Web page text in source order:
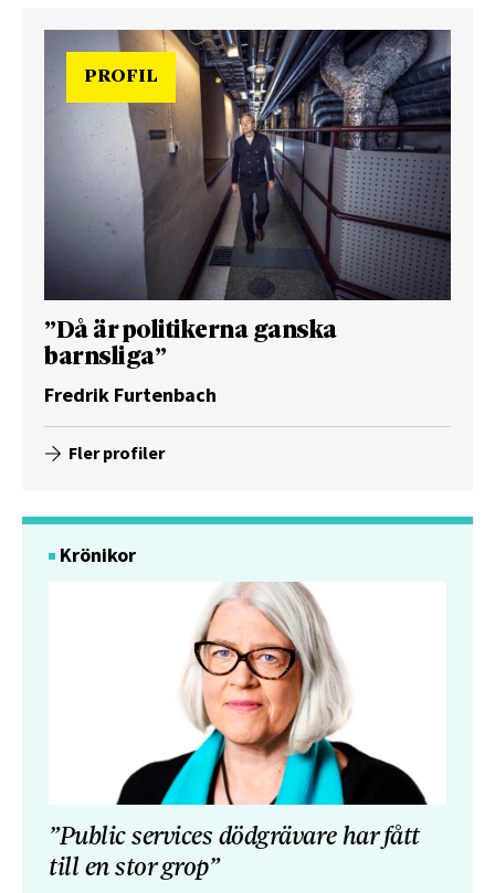
PROFIL
”Då är politikerna ganska
barnsliga”
Fredrik Furtenbach
Fler profiler
Krönikor
”Public services dödgrävare har fått
till en stor grop”